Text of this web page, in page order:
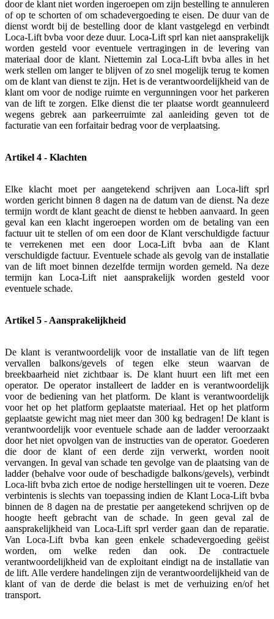
door de klant niet worden ingeroepen om zijn bestelling te annuleren
of op te schorten of om schadevergoeding te eisen. De duur van de
dienst wordt bij de bestelling door de klant vastgelegd en verbindt
Loca-Lift bvba voor deze duur. Loca-Lift sprl kan niet aansprakelijk
worden gesteld voor eventuele vertragingen in de levering van
materiaal door de klant. Niettemin zal Loca-Lift bvba alles in het
werk stellen om langer te blijven of zo snel mogelijk terug te komen
om de klant van dienst te zijn. Het is de verantwoordelijkheid van de
klant om voor de nodige ruimte en vergunningen voor het parkeren
van de lift te zorgen. Elke dienst die ter plaatse wordt geannuleerd
wegens gebrek aan parkeerruimte zal aanleiding geven tot de
facturatie van een forfaitair bedrag voor de verplaatsing.
Artikel 4 - Klachten
Elke klacht moet per aangetekend schrijven aan Loca-lift sprl
worden gericht binnen 8 dagen na de datum van de dienst. Na deze
termijn wordt de klant geacht de dienst te hebben aanvaard. In geen
geval kan een klacht ingeroepen worden om de betaling van een
factuur uit te stellen of om een door de Klant verschuldigde factuur
te verrekenen met een door Loca-Lift bvba aan de Klant
verschuldigde factuur. Eventuele schade als gevolg van de installatie
van de lift moet binnen dezelfde termijn worden gemeld. Na deze
termijn kan Loca-Lift niet aansprakelijk worden gesteld voor
eventuele schade.
Artikel 5 - Aansprakelijkheid
De klant is verantwoordelijk voor de installatie van de lift tegen
vervallen balkons/gevels of tegen elke steun waarvan de
breekbaarheid niet zichtbaar is. De klant huurt een lift met een
operator. De operator installeert de ladder en is verantwoordelijk
voor de bediening van het platform. De klant is verantwoordelijk
voor het op het platform geplaatste materiaal. Het op het platform
geplaatste gewicht mag niet meer dan 300 kg bedragen! De klant is
verantwoordelijk voor eventuele schade aan de ladder veroorzaakt
door het niet opvolgen van de instructies van de operator. Goederen
die door de klant of een derde zijn verwerkt, worden nooit
vervangen. In geval van schade ten gevolge van de plaatsing van de
ladder (behalve voor oude of beschadigde balkons/gevels), verbindt
Loca-lift bvba zich ertoe de nodige herstellingen uit te voeren. Deze
verbintenis is slechts van toepassing indien de Klant Loca-Lift bvba
binnen de 8 dagen na de prestatie per aangetekend schrijven op de
hoogte heeft gebracht van de schade. In geen geval zal de
aansprakelijkheid van Loca-Lift sprl verder gaan dan de reparatie.
Van Loca-Lift bvba kan geen enkele schadevergoeding geëist
worden, om welke reden dan ook. De contractuele
verantwoordelijkheid van de exploitant eindigt na de installatie van
de lift. Alle verdere handelingen zijn de verantwoordelijkheid van de
klant of van de derde die belast is met de verhuizing en/of het
transport.